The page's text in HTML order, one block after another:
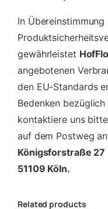
In
gewährleistet
angebotenen
den EU-Standards
Bedenken
kontaktiere uns
auf dem Postweg an
Königsforstraße 27
51109 Köln.
Related products